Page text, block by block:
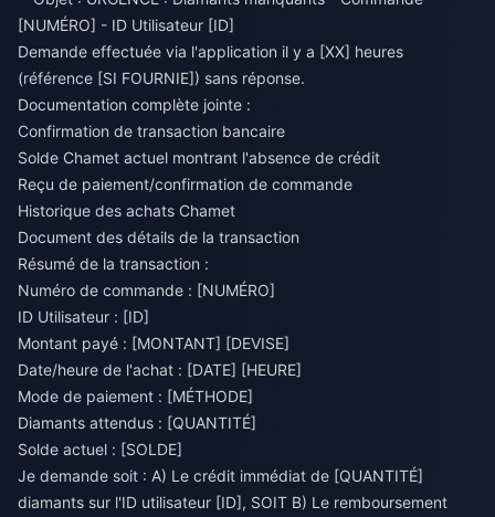
[NUMÉRO] - ID Utilisateur [ID]
Demande effectuée via l'application il y a [XX] heures
(référence [SI FOURNIE]) sans réponse.
Documentation complète jointe :
Confirmation de transaction bancaire
Solde Chamet actuel montrant l'absence de crédit
Reçu de paiement/confirmation de commande
Historique des achats Chamet
Document des détails de la transaction
Résumé de la transaction :
Numéro de commande : [NUMÉRO]
ID Utilisateur : [ID]
Montant payé : [MONTANT] [DEVISE]
Date/heure de l'achat : [DATE] [HEURE]
Mode de paiement : [MÉTHODE]
Diamants attendus : [QUANTITÉ]
Solde actuel : [SOLDE]
Je demande soit : A) Le crédit immédiat de [QUANTITÉ]
diamants sur l'ID utilisateur [ID], SOIT B) Le remboursement